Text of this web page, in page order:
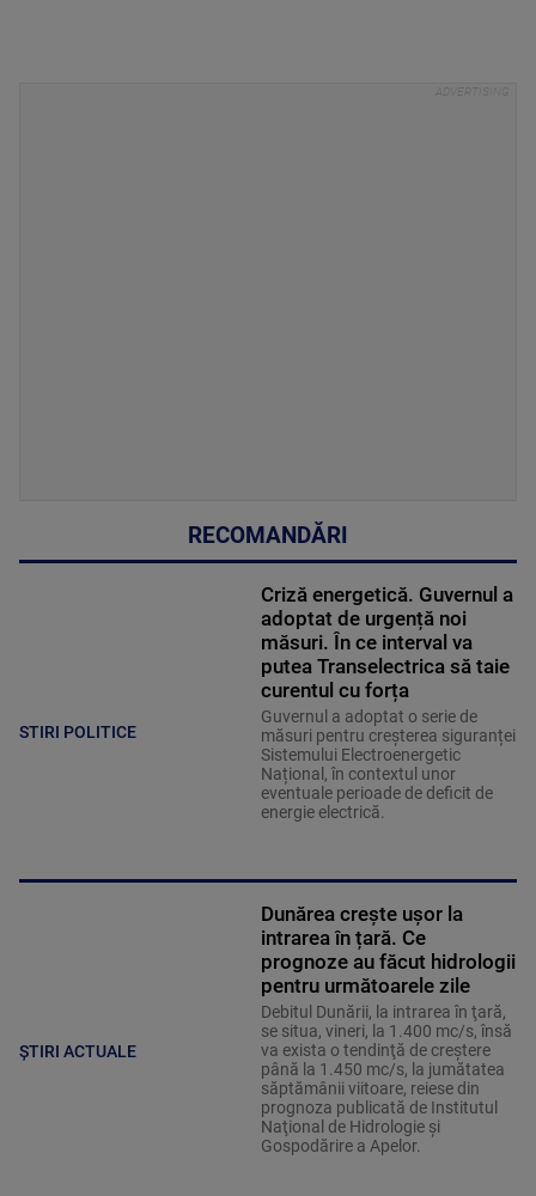
RECOMANDĂRI
STIRI POLITICE
Criză energetică. Guvernul a
adoptat de urgență noi
măsuri. În ce interval va
putea Transelectrica să taie
curentul cu forța
Guvernul a adoptat o serie de
măsuri pentru creșterea siguranței
Sistemului Electroenergetic
Național, în contextul unor
eventuale perioade de deficit de
energie electrică.
ȘTIRI ACTUALE
Dunărea crește ușor la
intrarea în țară. Ce
prognoze au făcut hidrologii
pentru următoarele zile
Debitul Dunării, la intrarea în ţară,
se situa, vineri, la 1.400 mc/s, însă
va exista o tendinţă de creştere
până la 1.450 mc/s, la jumătatea
săptămânii viitoare, reiese din
prognoza publicată de Institutul
Naţional de Hidrologie şi
Gospodărire a Apelor.